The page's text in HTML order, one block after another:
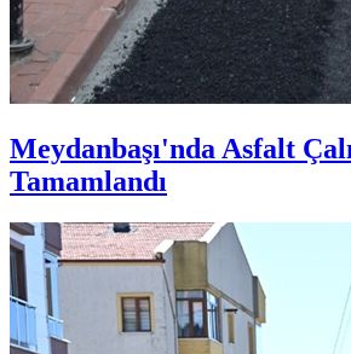
Meydanbaşı'nda Asfalt
Tamamlandı